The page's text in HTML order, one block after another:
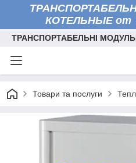
КОТЕЛЬНЫЕ от
ТРАНСПОРТАБЕЛЬНІ
Товари та послуги